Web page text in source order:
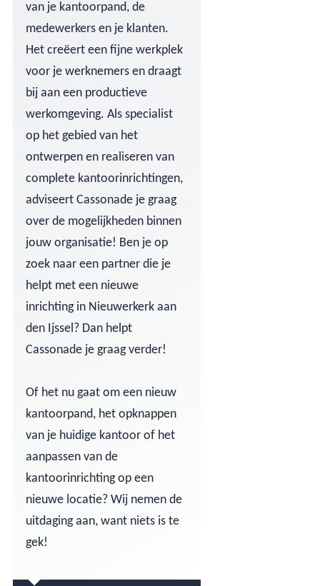
van je kantoorpand, de
medewerkers en je klanten.
Het creëert een fijne werkplek
voor je werknemers en draagt
bij aan een productieve
werkomgeving. Als specialist
op het gebied van het
ontwerpen en realiseren van
complete kantoorinrichtingen,
adviseert Cassonade je graag
over de mogelijkheden binnen
jouw organisatie! Ben je op
zoek naar een partner die je
helpt met een nieuwe
inrichting in Nieuwerkerk aan
den Ijssel? Dan helpt
Cassonade je graag verder!
Of het nu gaat om een nieuw
kantoorpand, het opknappen
van je huidige kantoor of het
aanpassen van de
kantoorinrichting op een
nieuwe locatie? Wij nemen de
uitdaging aan, want niets is te
gek!